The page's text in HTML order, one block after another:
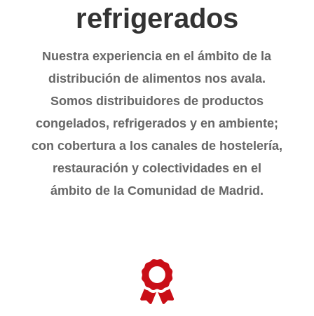
refrigerados
Nuestra experiencia en el ámbito de la
distribución de alimentos nos avala.
Somos distribuidores de productos
congelados, refrigerados y en ambiente;
con cobertura a los canales de hostelería,
restauración y colectividades en el
ámbito de la Comunidad de Madrid.
